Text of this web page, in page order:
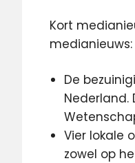
Kort
medianieuws:
De
Nederland.
Vier lokale
zowel op